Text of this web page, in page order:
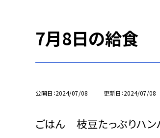
7月8日の給食
公開日 2024/07/08 更新日 2024/07/08
ごはん 枝豆たっぷりハ